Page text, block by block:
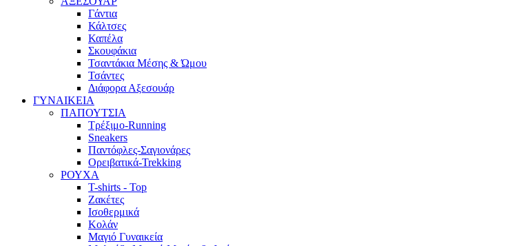
Γάντια
Κάλτσες
Καπέλα
Σκουφάκια
Τσαντάκια Μέσης & Ώμου
Τσάντες
Διάφορα Αξεσουάρ
ΓΥΝΑΙΚΕΙΑ
ΠΑΠΟΥΤΣΙΑ
Τρέξιμο-Running
Sneakers
Παντόφλες-Σαγιονάρες
Ορειβατικά-Trekking
ΡΟΥΧΑ
T-shirts - Top
Ζακέτες
Ισοθερμικά
Κολάν
Μαγιό Γυναικεία